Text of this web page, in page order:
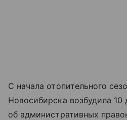
С начала отопительного
Новосибирска возбудила 10
об административных